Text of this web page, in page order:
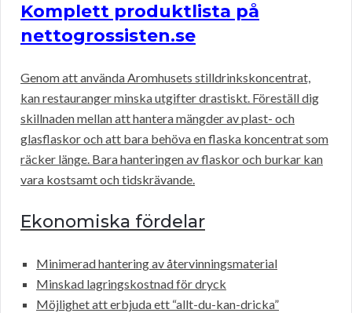
Komplett produktlista på
nettogrossisten.se
Genom att använda Aromhusets stilldrinkskoncentrat,
kan restauranger minska utgifter drastiskt. Föreställ dig
skillnaden mellan att hantera mängder av plast- och
glasflaskor och att bara behöva en flaska koncentrat som
räcker länge. Bara hanteringen av flaskor och burkar kan
vara kostsamt och tidskrävande.
Ekonomiska fördelar
Minimerad hantering av återvinningsmaterial
Minskad lagringskostnad för dryck
Möjlighet att erbjuda ett “allt-du-kan-dricka”